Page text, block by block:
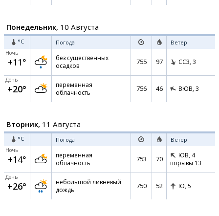
Понедельник, 10 Августа
°C Погода Ветер
Ночь
+11°
без существенных
осадков
755 97 ССЗ, 3
День
+20°
переменная
облачность
756 46 ВЮВ, 3
Вторник, 11 Августа
°C Погода Ветер
Ночь
+14°
переменная
облачность
753 70 ЮВ, 4
порывы 13
День
+26°
небольшой ливневый
дождь
750 52 Ю, 5